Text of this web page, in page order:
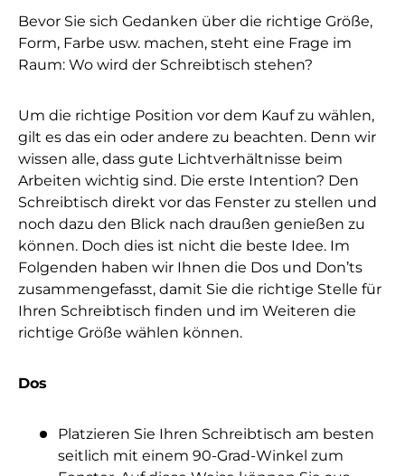
Bevor Sie sich Gedanken über die richtige Größe,
Form, Farbe usw. machen, steht eine Frage im
Raum: Wo wird der Schreibtisch stehen?
Um die richtige Position vor dem Kauf zu wählen,
gilt es das ein oder andere zu beachten. Denn wir
wissen alle, dass gute Lichtverhältnisse beim
Arbeiten wichtig sind. Die erste Intention? Den
Schreibtisch direkt vor das Fenster zu stellen und
noch dazu den Blick nach draußen genießen zu
können. Doch dies ist nicht die beste Idee. Im
Folgenden haben wir Ihnen die Dos und Don’ts
zusammengefasst, damit Sie die richtige Stelle für
Ihren Schreibtisch finden und im Weiteren die
richtige Größe wählen können.
Dos
Platzieren Sie Ihren Schreibtisch am besten
seitlich mit einem 90-Grad-Winkel zum